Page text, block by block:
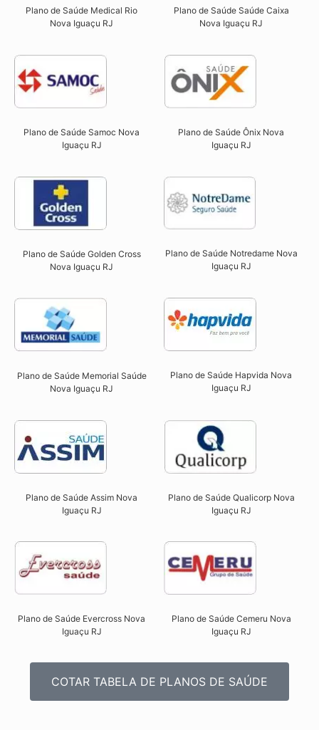
Plano de Saúde Medical Rio
Nova Iguaçu RJ​
Plano de Saúde Saúde Caixa
Nova Iguaçu RJ​
Plano de Saúde Samoc Nova
Iguaçu RJ​
Plano de Saúde Ônix Nova
Iguaçu RJ​
Plano de Saúde Golden Cross
Nova Iguaçu RJ​
Plano de Saúde Notredame Nova
Iguaçu RJ​
Plano de Saúde Memorial Saúde
Nova Iguaçu RJ​
Plano de Saúde Hapvida Nova
Iguaçu RJ​
Plano de Saúde Assim Nova
Iguaçu RJ​
Plano de Saúde Qualicorp Nova
Iguaçu RJ​
Plano de Saúde Evercross Nova
Iguaçu RJ​
Plano de Saúde Cemeru Nova
Iguaçu RJ​
COTAR TABELA DE PLANOS DE SAÚDE